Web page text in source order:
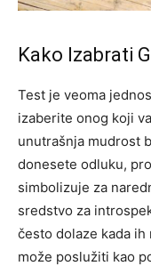
Kako Izabrati
Test je veoma
izaberite onog koji
unutrašnja mudrost
donesete odluku,
simbolizuje za
sredstvo za
često dolaze kada
može poslužiti kao